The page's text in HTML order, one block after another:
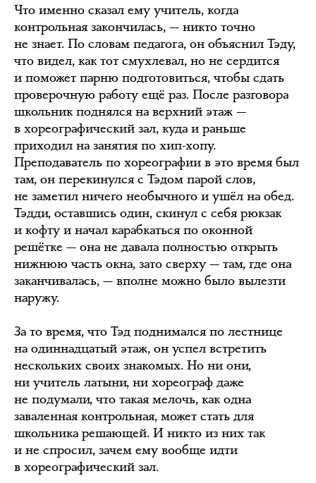
Что именно сказал ему учитель, когда
контрольная закончилась, — никто точно
не знает. По словам педагога, он объяснил Тэду,
что видел, как тот смухлевал, но не сердится
и поможет парню подготовиться, чтобы сдать
проверочную работу ещё раз. После разговора
школьник поднялся на верхний этаж —
в хореографический зал, куда и раньше
приходил на занятия по хип-хопу.
Преподаватель по хореографии в это время был
там, он перекинулся с Тэдом парой слов,
не заметил ничего необычного и ушёл на обед.
Тэдди, оставшись один, скинул с себя рюкзак
и кофту и начал карабкаться по оконной
решётке — она не давала полностью открыть
нижнюю часть окна, зато сверху — там, где она
заканчивалась, — вполне можно было вылезти
наружу.
За то время, что Тэд поднимался по лестнице
на одиннадцатый этаж, он успел встретить
нескольких своих знакомых. Но ни они,
ни учитель латыни, ни хореограф даже
не подумали, что такая мелочь, как одна
заваленная контрольная, может стать для
школьника решающей. И никто из них так
и не спросил, зачем ему вообще идти
в хореографический зал.